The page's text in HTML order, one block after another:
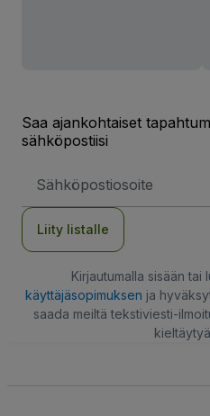
Saa ajankohtaiset
sähköpostiisi
Liity listalle
Kirjautumalla sisään tai
käyttäjäsopimuksen ja
saada meiltä tekstiviesti-